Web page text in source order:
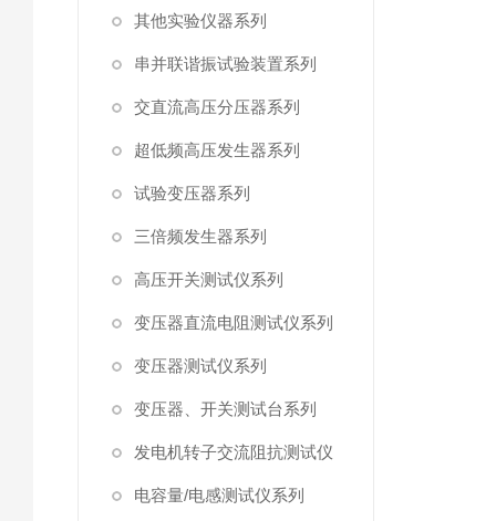
其他实验仪器系列
串并联谐振试验装置系列
交直流高压分压器系列
超低频高压发生器系列
试验变压器系列
三倍频发生器系列
高压开关测试仪系列
变压器直流电阻测试仪系列
变压器测试仪系列
变压器、开关测试台系列
发电机转子交流阻抗测试仪
电容量/电感测试仪系列